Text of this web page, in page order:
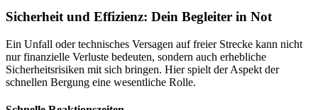
Sicherheit und Effizienz: Dein Begleiter in Not
Ein Unfall oder technisches Versagen auf freier Strecke kann nicht
nur finanzielle Verluste bedeuten, sondern auch erhebliche
Sicherheitsrisiken mit sich bringen. Hier spielt der Aspekt der
schnellen Bergung eine wesentliche Rolle.